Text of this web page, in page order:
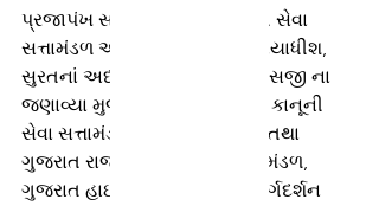
પ્રજાપંખ સચિન : જિલ્લા કાનૂની સેવા
સત્તામંડળ અને મુખ્ય જિલ્લા ન્યાયાધીશ,
સુરતનાં અધ્યક્ષશ્રી વિમલ કે વ્યાસજી ના
જણાવ્યા મુજબ નામદાર રાષ્ટ્રીય કાનૂની
સેવા સત્તામંડળ, ના આદેશ મુજબ તથા
ગુજરાત રાજ્ય કાનૂની સેવા સત્તામંડળ,
ગુજરાત હાઈકોર્ટ અમદાવાદના માર્ગદર્શન